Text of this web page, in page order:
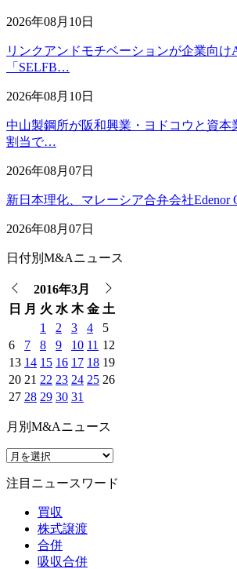
2026年08月10日
リンクアンドモチベーションが企業向け
「SELFB…
2026年08月10日
中山製鋼所が阪和興業・ヨドコウと資本
割当で…
2026年08月07日
新日本理化、マレーシア合弁会社Edenor
2026年08月07日
日付別M&Aニュース
2016年3月
日
月 火 水 木 金 土
1
2 3 4
5
6
7 8 9 10 11 12
13 14 15 16 17 18 19
20 21 22 23 24 25 26
27 28 29 30 31
月別M&Aニュース
注目ニュースワード
買収
株式譲渡
合併
吸収合併